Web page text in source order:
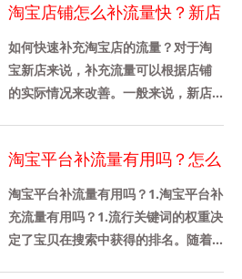
的......
淘宝店铺怎么补流量快？新店
怎么提高流量？
如何快速补充淘宝店的流量？对于淘
宝新店来说，补充流量可以根据店铺
的实际情况来改善。一般来说，新店
淘宝平台补流量有用吗？怎么
安全补流量？
淘宝平台补流量有用吗？1.淘宝平台补
充流量有用吗？1.流行关键词的权重决
定了宝贝在搜索中获得的排名。随着